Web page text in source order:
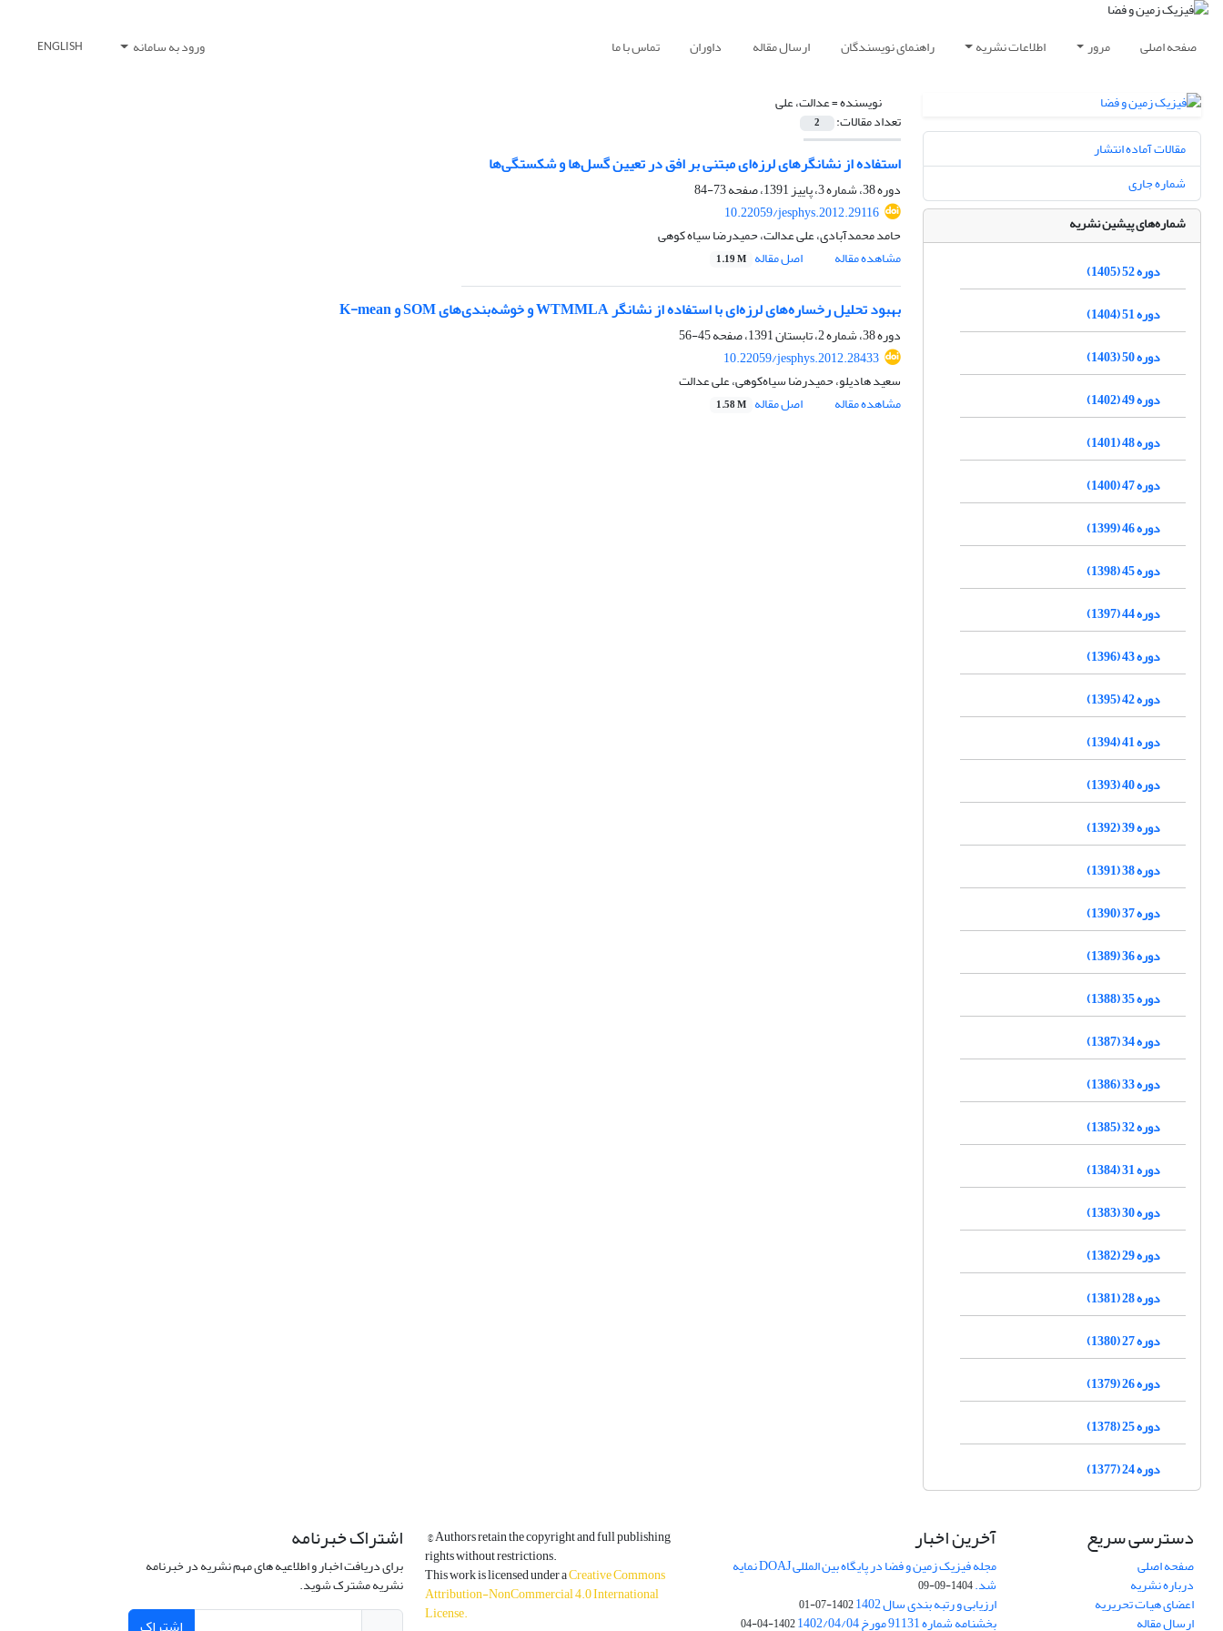
صفحه اصلی مرور اطلاعات نشریه راهنمای نویسندگان ارسال مقاله داوران تماس با ما ورود به سامانه ENGLISH
نویسنده =عدالت، علی
تعداد مقالات: 2
استفاده از نشانگر‌‌های لرزه‌‌ای مبتنی بر افق در تعیین گسل‌‌ها و شکستگی‌‌ها
دوره 38، شماره 3، پاییز 1391، صفحه
73-84
10.22059/jesphys.2012.29116
حامد محمدآبادی، علی عدالت، حمیدرضا سیاه کوهی
مشاهده مقاله
اصل مقاله 1.19 M
بهبود تحلیل رخساره‌های لرزه‌ای با استفاده از نشانگر WTMMLA و خوشه‌بندی‌های SOM و K-mean
دوره 38، شماره 2، تابستان 1391، صفحه
45-56
10.22059/jesphys.2012.28433
سعید هادیلو، حمیدرضا سیاه‌کوهی، علی عدالت
مشاهده مقاله
اصل مقاله 1.58 M
مقالات آماده انتشار
شماره جاری
شماره‌های پیشین نشریه
دوره 52 (1405)
دوره 51 (1404)
دوره 50 (1403)
دوره 49 (1402)
دوره 48 (1401)
دوره 47 (1400)
دوره 46 (1399)
دوره 45 (1398)
دوره 44 (1397)
دوره 43 (1396)
دوره 42 (1395)
دوره 41 (1394)
دوره 40 (1393)
دوره 39 (1392)
دوره 38 (1391)
دوره 37 (1390)
دوره 36 (1389)
دوره 35 (1388)
دوره 34 (1387)
دوره 33 (1386)
دوره 32 (1385)
دوره 31 (1384)
دوره 30 (1383)
دوره 29 (1382)
دوره 28 (1381)
دوره 27 (1380)
دوره 26 (1379)
دوره 25 (1378)
دوره 24 (1377)
دسترسی سریع
صفحه اصلی
درباره نشریه
اعضای هیات تحریریه
ارسال مقاله
آخرین اخبار
مجله فیزیک زمین و فضا در پایگاه بین المللی DOAJ نمایه
شد.1404-09-09
ارزیابی و رتبه بندی سال 1402 1402-07-01
بخشنامه شماره 91131 مورخ 1402/04/04 1402-04-04
© Authors retain the copyright and full publishing
rights without restrictions.
This work is licensed under aCreative Commons
Attribution-NonCommercial 4.0 International
License.
اشتراک خبرنامه
برای دریافت اخبار و اطلاعیه های مهم نشریه در خبرنامه
نشریه مشترک شوید.